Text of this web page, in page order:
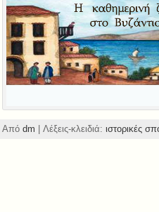
Από dm | Λέξεις-κλειδιά: ιστορικές